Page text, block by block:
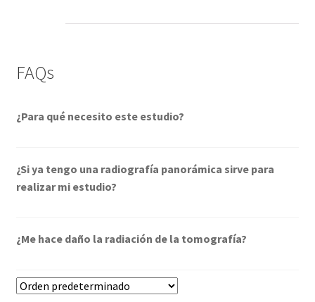
FAQs
¿Para qué necesito este estudio?
¿Si ya tengo una radiografía panorámica sirve para
realizar mi estudio?
¿Me hace daño la radiación de la tomografía?